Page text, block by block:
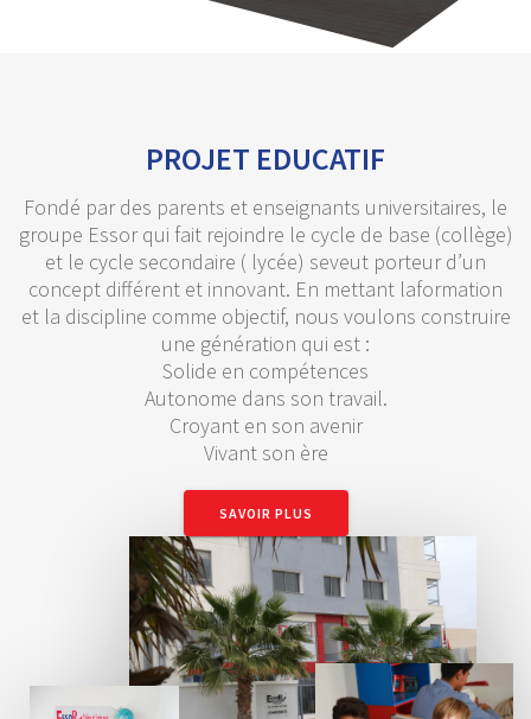
PROJET EDUCATIF
Fondé par des parents et enseignants universitaires, le
groupe Essor qui fait rejoindre le cycle de base (collège)
et le cycle secondaire ( lycée) seveut porteur d’un
concept différent et innovant. En mettant laformation
et la discipline comme objectif, nous voulons construire
une génération qui est :
Solide en compétences
Autonome dans son travail.
Croyant en son avenir
Vivant son ère
SAVOIR PLUS